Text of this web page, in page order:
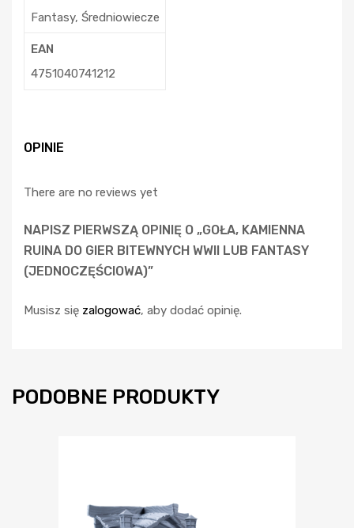
Fantasy, Średniowiecze
EAN
4751040741212
OPINIE
There are no reviews yet
NAPISZ PIERWSZĄ OPINIĘ O „GOŁA, KAMIENNA
RUINA DO GIER BITEWNYCH WWII LUB FANTASY
(JEDNOCZĘŚCIOWA)”
Musisz się zalogować, aby dodać opinię.
PODOBNE PRODUKTY